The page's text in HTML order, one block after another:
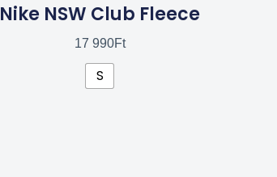
Nike NSW Club Fleece
17 990Ft
S